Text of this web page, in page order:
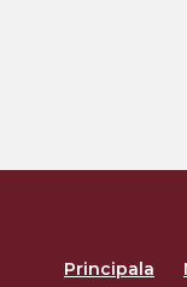
Principala